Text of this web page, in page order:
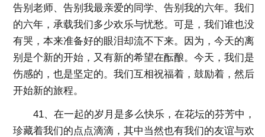
告别老师、告别我最亲爱的同学、告别我的六年。我们
的六年，承载我们多少欢乐与忧愁。可是，我们谁也没
有哭，本来准备好的眼泪却流不下来。因为，今天的离
别是个新的开始，又有新的希望在酝酿。今天，我们是
伤感的，也是坚定的。我们互相祝福着，鼓励着，然后
开始新的旅程。
41、在一起的岁月是多么快乐，在花坛的芬芳中，
珍藏着我们的点点滴滴，其中当然也有我们的友谊与欢